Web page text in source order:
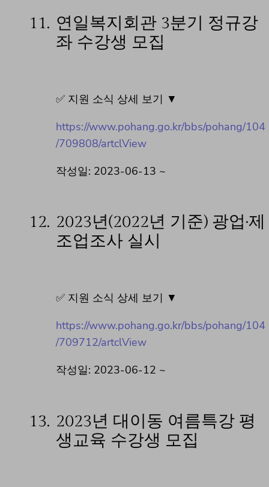
11. 연일복지회관 3분기 정규강
좌 수강생 모집
✅ 지원 소식 상세 보기 ▼
https://www.pohang.go.kr/bbs/pohang/104
/709808/artclView
작성일: 2023-06-13 ~
12. 2023년(2022년 기준) 광업·제
조업조사 실시
✅ 지원 소식 상세 보기 ▼
https://www.pohang.go.kr/bbs/pohang/104
/709712/artclView
작성일: 2023-06-12 ~
13. 2023년 대이동 여름특강 평
생교육 수강생 모집